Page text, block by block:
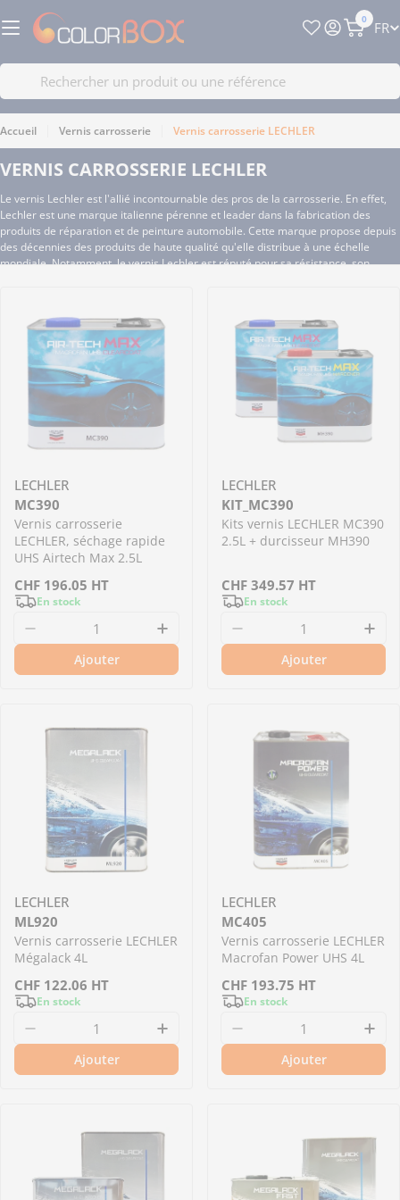
au
Recherche
Panier
0
L
G
U
E
FR
Accueil Vernis carrosserie Vernis carrosserie LECHLER
VERNIS CARROSSERIE LECHLER
Le vernis Lechler est l'allié incontournable des pros de la carrosserie. En effet,
Lechler est une marque italienne pérenne et leader dans la fabrication des
produits de réparation et de peinture automobile. Cette marque propose depuis
des décennies des produits de haute qualité qu'elle distribue à une échelle
mondiale. Notamment, le vernis Lechler est réputé pour sa résistance, son
LECHLER
MC390
Vernis carrosserie
LECHLER, séchage rapide
UHS Airtech Max 2.5L
Prix
régulier
CHF 196.05 HT
En stock
Diminuer la quantité pour MC390 - Vernis
Augmenter la quantité pour
Ajouter
LECHLER
KIT_MC390
Kits vernis LECHLER MC390
2.5L + durcisseur MH390
Prix
régulier
CHF 349.57 HT
En stock
Diminuer la quantité
Ajouter
LECHLER
ML920
Vernis carrosserie LECHLER
Mégalack 4L
Prix
régulier
CHF 122.06 HT
En stock
Diminuer la quantité pour ML920 - Vernis
Augmenter la quantité pour
Ajouter
LECHLER
MC405
Vernis carrosserie LECHLER
Macrofan Power UHS 4L
Prix
régulier
CHF 193.75 HT
En stock
Diminuer la quantité
Ajouter